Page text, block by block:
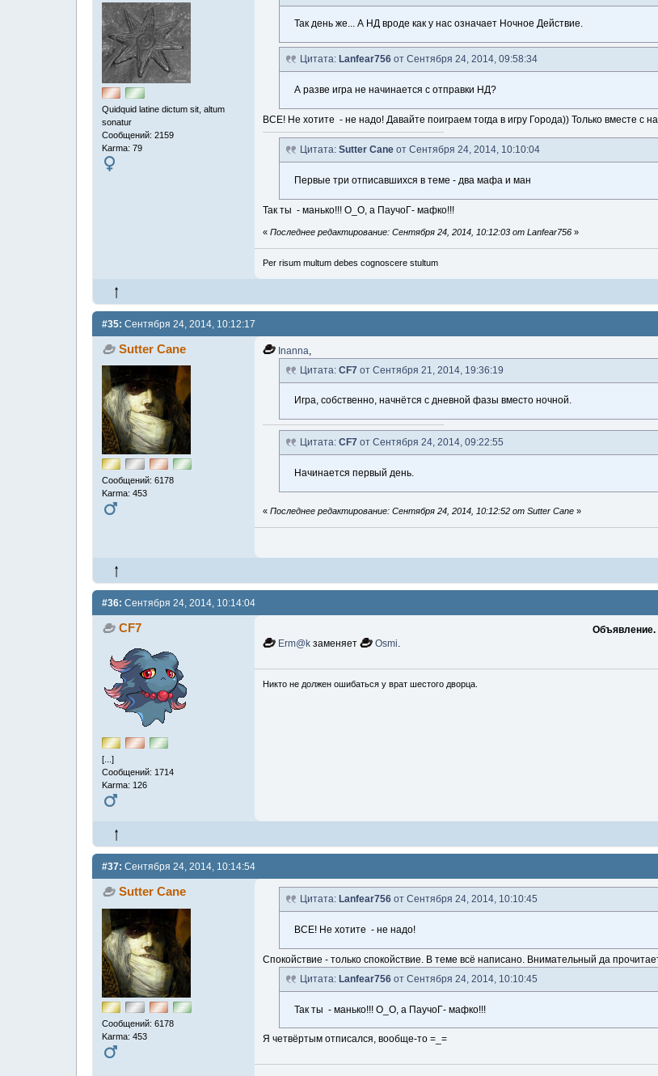
Quidquid latine dictum sit, altum
sonatur
Сообщений: 2159
Karma: 79
Так день же... А НД вроде как у нас означает Ночное Действие.
Цитата: Lanfear756 от Сентября 24, 2014, 09:58:34
А разве игра не начинается с отправки НД?
ВСЕ! Не хотите - не надо! Давайте поиграем тогда в игру Города)) Только вместе с
Цитата:Sutter Cane от Сентября 24, 2014, 10:10:04
Первые три отписавшихся в теме - два мафа и ман
Так ты - манько!!! О_О, а ПаучоГ- мафко!!!
«Последнее редактирование: Сентября 24, 2014, 10:12:03 от Lanfear756 »
Per risum multum debes cognoscere stultum
#35: Сентября 24, 2014, 10:12:17
Sutter Cane
Сообщений: 6178
Karma: 453
Inanna
Цитата:CF7 от Сентября 21, 2014, 19:36:19
Игра, собственно, начнётся с дневной фазы вместо ночной.
Цитата:CF7 от Сентября 24, 2014, 09:22:55
Начинается первый день.
«Последнее редактирование: Сентября 24, 2014, 10:12:52 от Sutter Cane »
#36: Сентября 24, 2014, 10:14:04
CF7
[...]
Сообщений: 1714
Karma: 126
Объявление.
Erm@k заменяет Osmi.
Никто не должен ошибаться у врат шестого дворца.
#37: Сентября 24, 2014, 10:14:54
Sutter Cane
Сообщений: 6178
Karma: 453
Цитата: Lanfear756 от Сентября 24, 2014, 10:10:45
ВСЕ! Не хотите - не надо!
Спокойствие - только спокойствие. В теме всё написано. Внимательный да
Цитата:Lanfear756 от Сентября 24, 2014, 10:10:45
Так ты - манько!!! О_О, а ПаучоГ- мафко!!!
Я четвёртым отписался, вообще-то =_=